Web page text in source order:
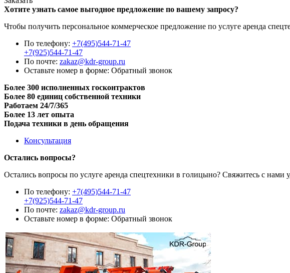
Хотите узнать самое выгодное предложение по вашему запросу?
Чтобы получить персональное коммерческое предложение по услуге аренда
По телефону: +7(495)544-71-47
+7(925)544-71-47
По почте: zakaz@kdr-group.ru
Оставьте номер в форме: Обратный звонок
Более 300 исполненных госконтрактов
Более 80 единиц собственной техники
Работаем 24/7/365
Более 13 лет опыта
Подача техники в день обращения
Консультация
Остались вопросы?
Остались вопросы по услуге аренда спецтехники в голицыно? Свяжитесь с
По телефону: +7(495)544-71-47
+7(925)544-71-47
По почте: zakaz@kdr-group.ru
Оставьте номер в форме: Обратный звонок